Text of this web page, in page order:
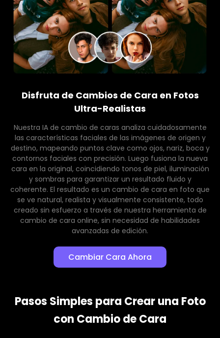
Disfruta de Cambios de Cara en Fotos
Ultra-Realistas
Nuestra IA de cambio de caras analiza cuidadosamente
las características faciales de las imágenes de origen y
destino, mapeando puntos clave como ojos, nariz, boca y
contornos faciales con precisión. Luego fusiona la nueva
cara en la original, coincidiendo tonos de piel, iluminación
y sombras para garantizar un resultado fluido y
coherente. El resultado es un cambio de cara en foto que
se ve natural, realista y visualmente consistente, todo
creado sin esfuerzo a través de nuestra herramienta de
cambio de cara online, sin necesidad de habilidades
avanzadas de edición.
Cambiar Cara Ahora
Pasos Simples para Crear una Foto
con Cambio de Cara